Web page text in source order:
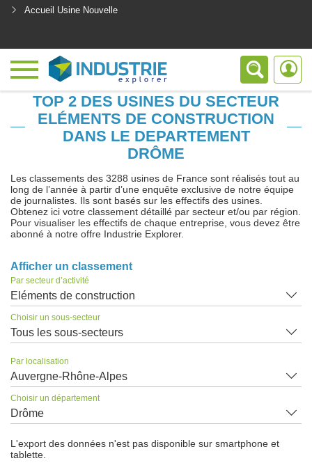
Accueil Usine Nouvelle
TOP 2 DES USINES DU SECTEUR
ELÉMENTS DE CONSTRUCTION
DANS LE DEPARTEMENT
DRÔME
Les classements des 3288 usines de France sont réalisés tout au
long de l’année à partir d’une enquête exclusive de notre équipe
de journalistes. Ils sont basés sur les effectifs des usines.
Obtenez ici votre classement détaillé par secteur et/ou par région.
Pour visualiser les effectifs de chaque entreprise, vous devez être
abonné à notre offre Industrie Explorer.
Afficher un classement
Par secteur d’activité
Eléments de construction
Choisir un sous-secteur
Tous les sous-secteurs
Par localisation
Auvergne-Rhône-Alpes
Choisir un département
Drôme
L'export des données n'est pas disponible sur smartphone et
tablette.